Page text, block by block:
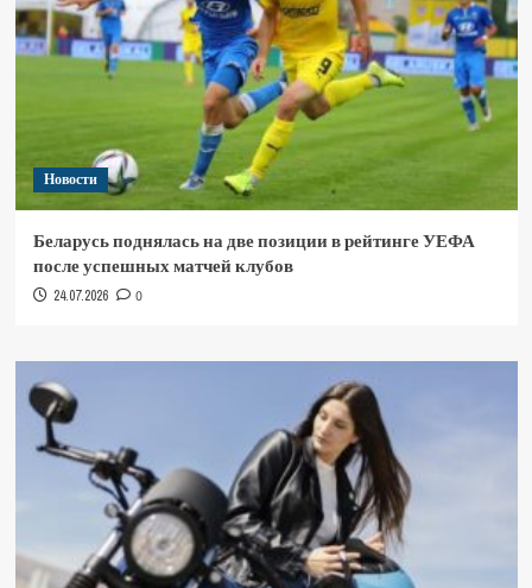
Новости
Беларусь поднялась на две позиции в рейтинге УЕФА
после успешных матчей клубов
24.07.2026 0